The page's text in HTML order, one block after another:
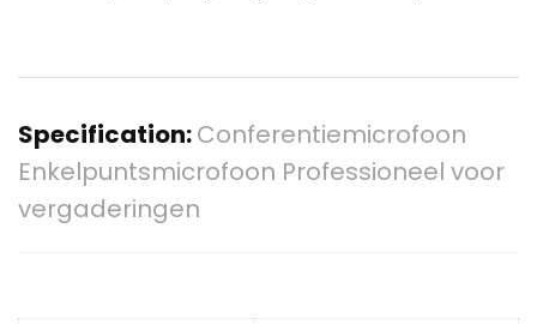
Specification:Conferentiemicrofoon
Enkelpuntsmicrofoon Professioneel voor
vergaderingen